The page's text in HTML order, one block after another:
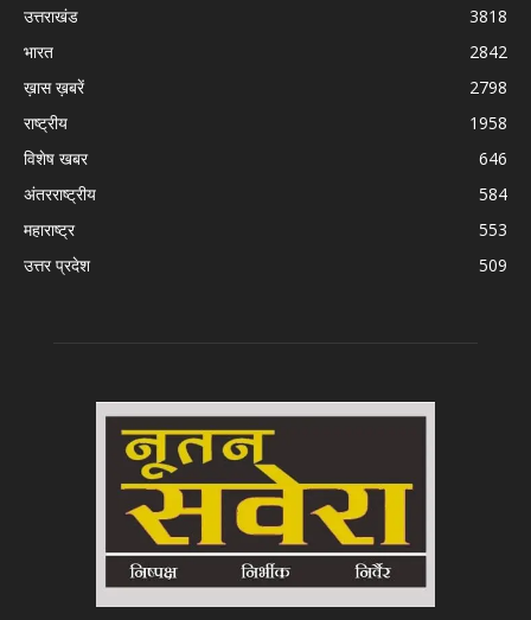
उत्तराखंड
3818
भारत
2842
ख़ास ख़बरें
2798
राष्ट्रीय
1958
विशेष खबर
646
अंतरराष्ट्रीय
584
महाराष्ट्र
553
उत्तर प्रदेश
509